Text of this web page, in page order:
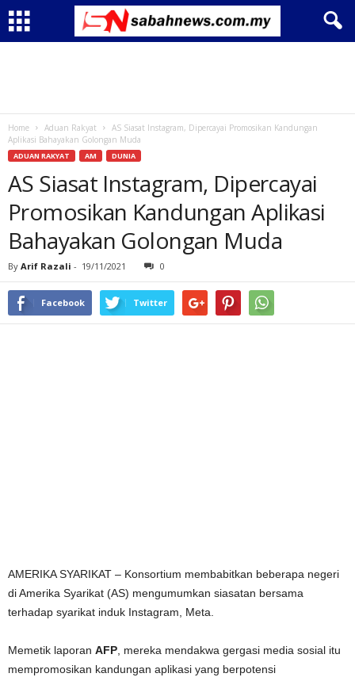
Home Aduan Rakyat
AS Siasat Instagram, Dipercayai Promosikan Kandungan
Aplikasi Bahayakan Golongan Muda
ADUAN RAKYAT AM DUNIA
AS Siasat Instagram, Dipercayai
Promosikan Kandungan Aplikasi
Bahayakan Golongan Muda
By Arif Razali - 19/11/2021 0
Facebook Twitter
AMERIKA SYARIKAT – Konsortium membabitkan beberapa negeri
di Amerika Syarikat (AS) mengumumkan siasatan bersama
terhadap syarikat induk Instagram, Meta.
Memetik laporan AFP , mereka mendakwa gergasi media sosial itu
mempromosikan kandungan aplikasi yang berpotensi